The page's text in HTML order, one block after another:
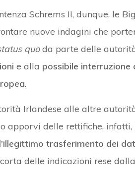
Schrems II, dunque, le
nuove indagini che
quoda parte delle
e alla possibile interruzione
.
Irlandese alle altre
apporvi delle rettifiche, infatti,
trasferimento dei
delle indicazioni rese